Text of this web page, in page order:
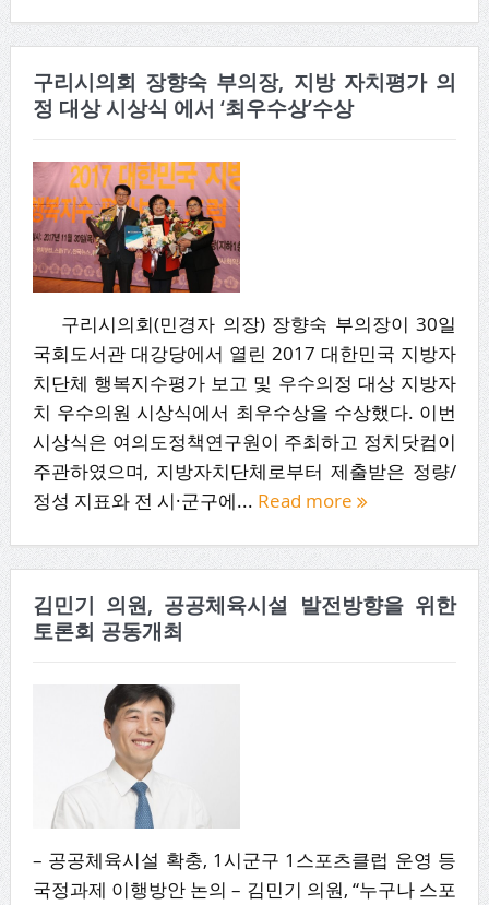
구리시의회 장향숙 부의장, 지방 자치평가 의
정 대상 시상식 에서 ‘최우수상’수상
구리시의회(민경자 의장) 장향숙 부의장이 30일
국회도서관 대강당에서 열린 2017 대한민국 지방자
치단체 행복지수평가 보고 및 우수의정 대상 지방자
치 우수의원 시상식에서 최우수상을 수상했다. 이번
시상식은 여의도정책연구원이 주최하고 정치닷컴이
주관하였으며, 지방자치단체로부터 제출받은 정량/
정성 지표와 전 시·군구에... Read more
김민기 의원, 공공체육시설 발전방향을 위한
토론회 공동개최
– 공공체육시설 확충, 1시군구 1스포츠클럽 운영 등
국정과제 이행방안 논의 – 김민기 의원, “누구나 스포